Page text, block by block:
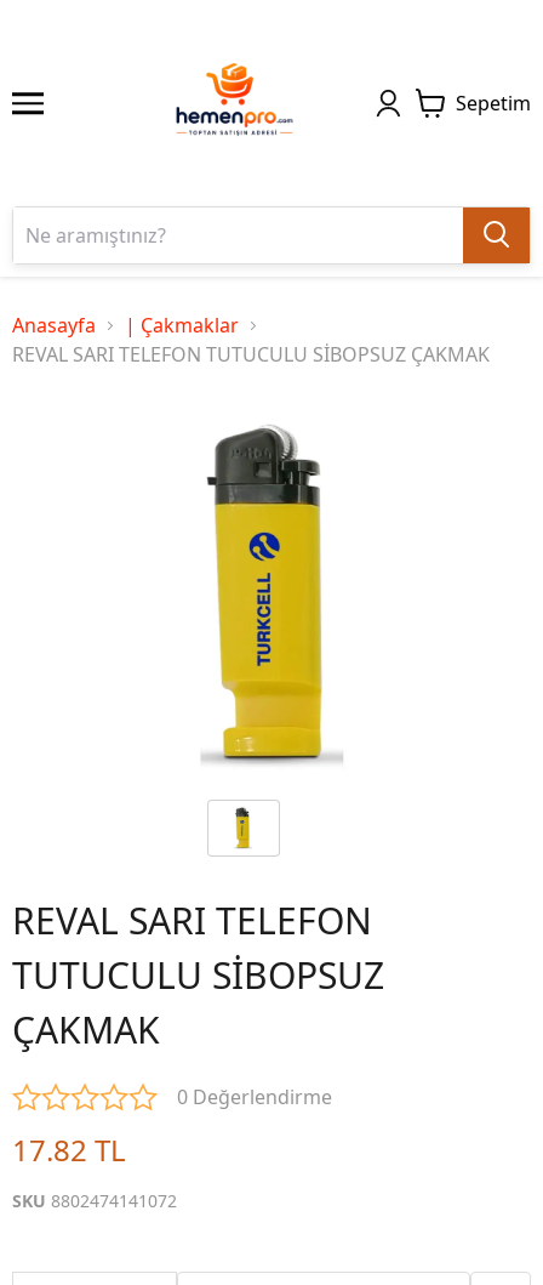
Sepetim
Anasayfa
| Çakmaklar
REVAL SARI TELEFON TUTUCULU SİBOPSUZ ÇAKMAK
REVAL SARI TELEFON
TUTUCULU SİBOPSUZ
ÇAKMAK
0 Değerlendirme
17.82 TL
SKU 8802474141072